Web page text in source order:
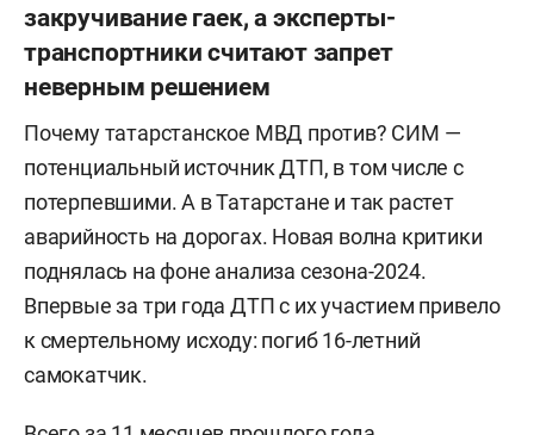
закручивание гаек, а эксперты-
транспортники считают запрет
неверным решением
Почему татарстанское МВД против? СИМ —
потенциальный источник ДТП, в том числе с
потерпевшими. А в Татарстане и так растет
аварийность на дорогах. Новая волна критики
поднялась на фоне анализа сезона-2024.
Впервые за три года ДТП с их участием привело
к смертельному исходу: погиб 16-летний
самокатчик.